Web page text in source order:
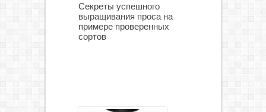
Секреты успешного
выращивания проса на
примере проверенных
сортов